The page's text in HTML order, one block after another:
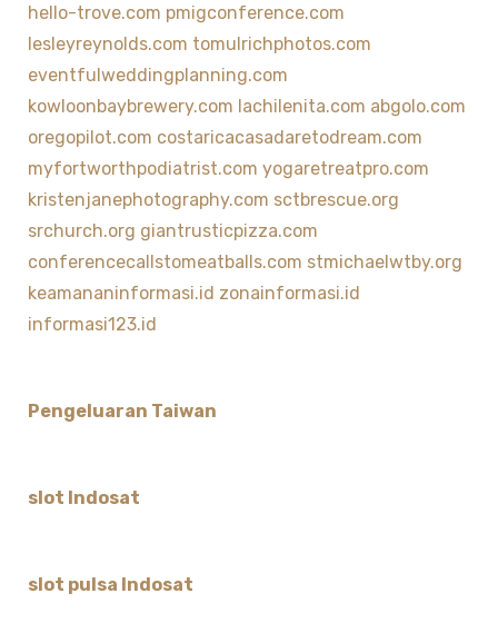
hello-trove.com pmigconference.com
lesleyreynolds.com tomulrichphotos.com
eventfulweddingplanning.com
kowloonbaybrewery.com lachilenita.com abgolo.com
oregopilot.com costaricacasadaretodream.com
myfortworthpodiatrist.com yogaretreatpro.com
kristenjanephotography.com sctbrescue.org
srchurch.org giantrusticpizza.com
conferencecallstomeatballs.com stmichaelwtby.org
keamananinformasi.id zonainformasi.id
informasi123.id
Pengeluaran Taiwan
slot Indosat
slot pulsa Indosat